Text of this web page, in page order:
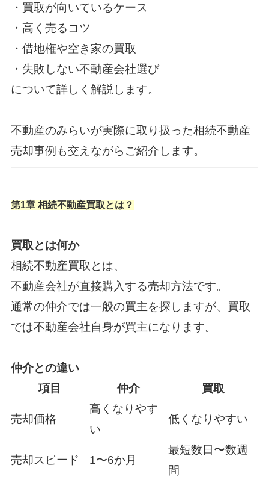
・買取が向いているケース
・高く売るコツ
・借地権や空き家の買取
・失敗しない不動産会社選び
について詳しく解説します。
不動産のみらいが実際に取り扱った相続不動産
売却事例も交えながらご紹介します。
第1章 相続不動産買取とは？
買取とは何か
相続不動産買取とは、
不動産会社が直接購入する売却方法です。
通常の仲介では一般の買主を探しますが、買取
では不動産会社自身が買主になります。
仲介との違い
項目
仲介 買取
売却価格
高くなりやす
い
低くなりやすい
売却スピード 1〜6か月
最短数日〜数週
間